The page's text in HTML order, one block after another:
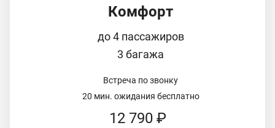
Комфорт
до 4 пассажиров
3 багажа
Встреча по звонку
20 мин. ожидания бесплатно
12 790 ₽